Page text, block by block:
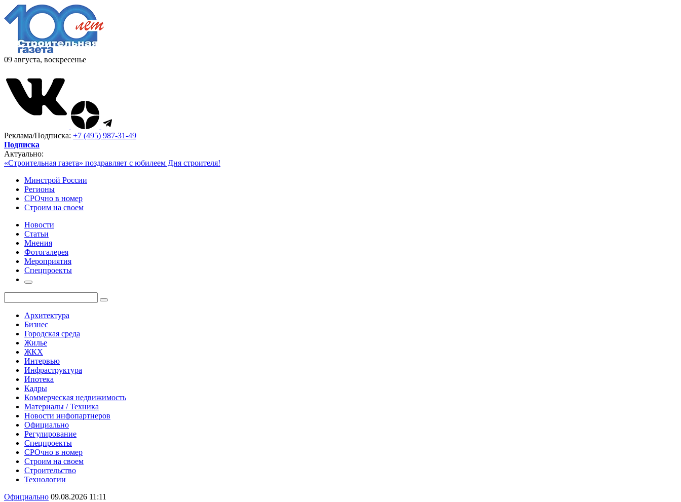
09 августа, воскресенье
Реклама/Подписка: +7 (495) 987-31-49
Подписка
Актуально:
«Строительная газета» поздравляет с юбилеем Дня строителя!
Минстрой России
Регионы
СРОчно в номер
Строим на своем
Новости
Статьи
Мнения
Фотогалерея
Мероприятия
Спецпроекты
Архитектура
Бизнес
Городская среда
Жилье
ЖКХ
Интервью
Инфраструктура
Ипотека
Кадры
Коммерческая недвижимость
Материалы / Техника
Новости инфопартнеров
Официально
Регулирование
Спецпроекты
СРОчно в номер
Строим на своем
Строительство
Технологии
Официально 09.08.2026 11:11